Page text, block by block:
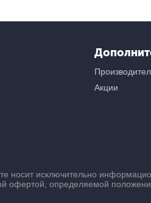
Акции
носит исключительно
офертой, определяемой